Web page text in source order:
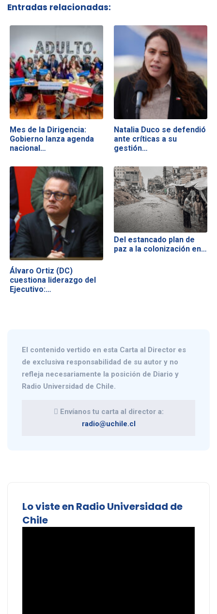
Entradas relacionadas:
Mes de la Dirigencia:
Gobierno lanza agenda
nacional…
Natalia Duco se defendió
ante críticas a su
gestión…
Álvaro Ortiz (DC)
cuestiona liderazgo del
Ejecutivo:…
Del estancado plan de
paz a la colonización en…
El contenido vertido en esta Carta al Director es
de exclusiva responsabilidad de su autor y no
refleja necesariamente la posición de Diario y
Radio Universidad de Chile.
Envíanos tu carta al director a:
radio@uchile.cl
Lo viste en Radio Universidad de
Chile